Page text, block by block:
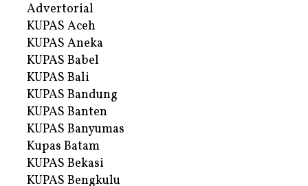
Advertorial
KUPAS Aceh
KUPAS Aneka
KUPAS Babel
KUPAS Bali
KUPAS Bandung
KUPAS Banten
KUPAS Banyumas
Kupas Batam
KUPAS Bekasi
KUPAS Bengkulu